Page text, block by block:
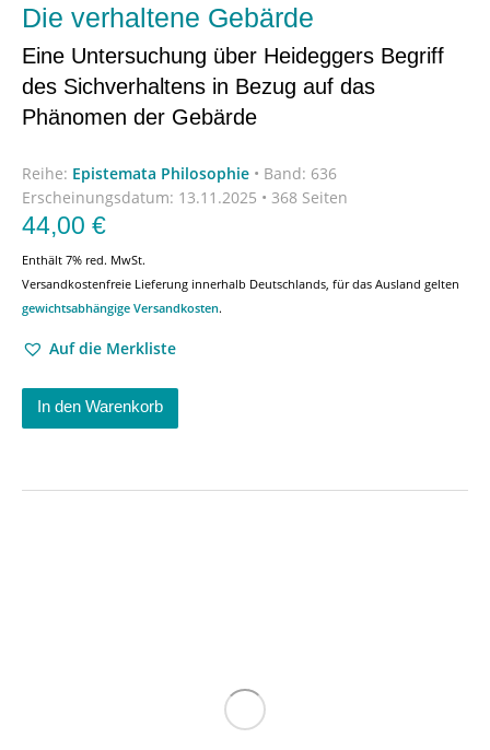
Die verhaltene Gebärde
Eine Untersuchung über Heideggers Begriff
des Sichverhaltens in Bezug auf das
Phänomen der Gebärde
Reihe: Epistemata Philosophie • Band: 636
Erscheinungsdatum: 13.11.2025 • 368 Seiten
44,00 €
Enthält 7% red. MwSt.
Versandkostenfreie Lieferung innerhalb Deutschlands, für das Ausland gelten
gewichtsabhängige Versandkosten.
Auf die Merkliste
In den Warenkorb